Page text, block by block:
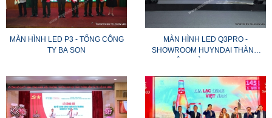
MÀN HÌNH LED P3 - TỔNG CÔNG
TY BA SON
MÀN HÌNH LED Q3PRO -
SHOWROOM HUYNDAI THÀNH